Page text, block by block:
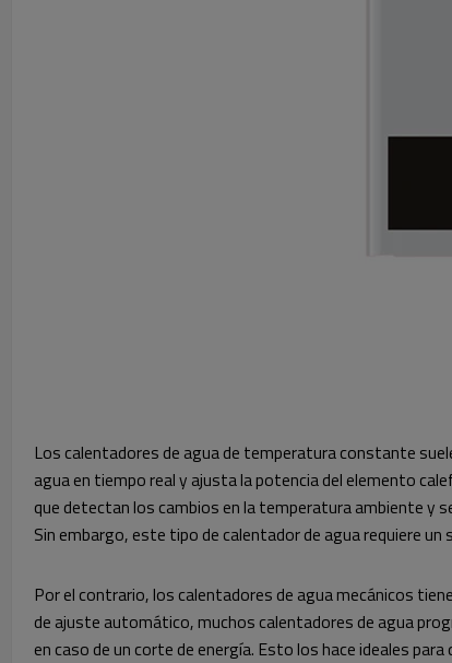
Los calentadores de agua de temperatura constante
agua en tiempo real y ajusta la potencia del elemento
que detectan los cambios en la temperatura ambiente y
Sin embargo, este tipo de calentador de agua requiere
Por el contrario, los calentadores de agua mecánicos
de ajuste automático, muchos calentadores de agua
en caso de un corte de energía. Esto los hace ideales